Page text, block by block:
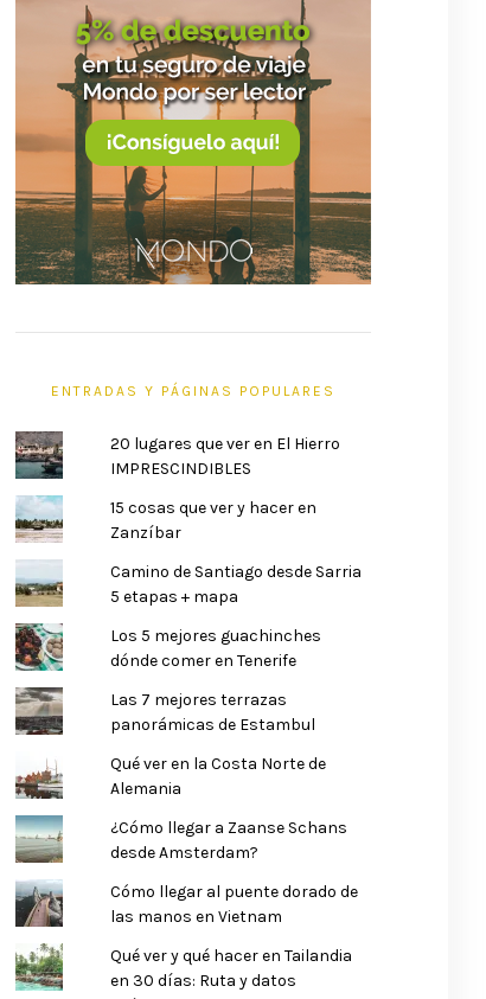
ENTRADAS Y PÁGINAS POPULARES
20 lugares que ver en El Hierro
IMPRESCINDIBLES
15 cosas que ver y hacer en
Zanzíbar
Camino de Santiago desde Sarria
5 etapas + mapa
Los 5 mejores guachinches
dónde comer en Tenerife
Las 7 mejores terrazas
panorámicas de Estambul
Qué ver en la Costa Norte de
Alemania
¿Cómo llegar a Zaanse Schans
desde Amsterdam?
Cómo llegar al puente dorado de
las manos en Vietnam
Qué ver y qué hacer en Tailandia
en 30 días: Ruta y datos